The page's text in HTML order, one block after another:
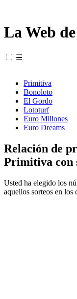
La Web
☰
Primitiva
Bonoloto
El Gordo
Lototurf
Euro Millones
Euro Dreams
Relación de
Primitiva con
Usted ha elegido los
aquellos sorteos en los